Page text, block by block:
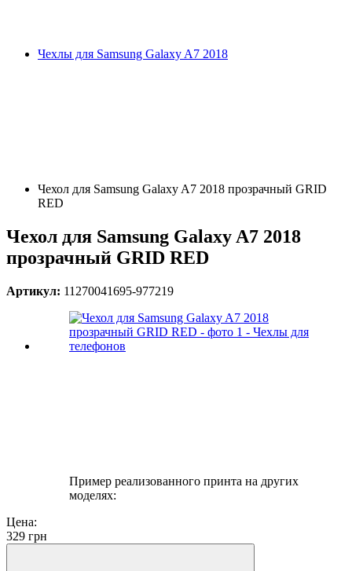
Чехлы для Samsung Galaxy A7 2018
Чехол для Samsung Galaxy A7 2018 прозрачный GRID
RED
Чехол для Samsung Galaxy A7 2018
прозрачный GRID RED
Артикул: 11270041695-977219
Пример реализованного принта на других
моделях:
Цена:
329 грн